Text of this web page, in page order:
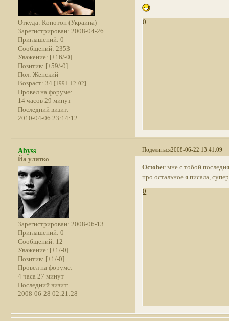
Откуда: Конотоп (Украина)
Зарегистрирован: 2008-04-26
Приглашений: 0
Сообщений: 2353
Уважение: [+16/-0]
Позитив: [+59/-0]
Пол: Женский
Возраст: 34 [1991-12-02]
Провел на форуме:
14 часов 29 минут
Последний визит:
2010-04-06 23:14:12
0
Поделиться2008-06-22 13:41:09
Abyss
Йа улитко
Зарегистрирован: 2008-06-13
Приглашений: 0
Сообщений: 12
Уважение: [+1/-0]
Позитив: [+1/-0]
Провел на форуме:
4 часа 27 минут
Последний визит:
2008-06-28 02:21:28
October мне с тобой
про остальное я писала,
0